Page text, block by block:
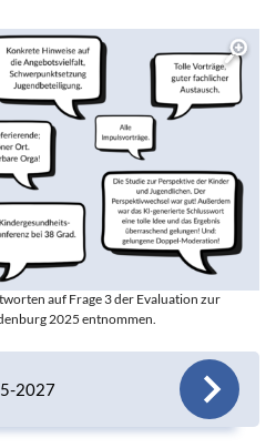
auf Frage 3 der Evaluation zur
2025 entnommen.
2027